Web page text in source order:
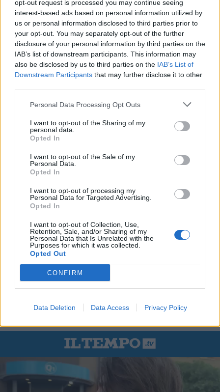
opt-out request is processed you may continue seeing
interest-based ads based on personal information utilized by
us or personal information disclosed to third parties prior to
your opt-out. You may separately opt-out of the further
disclosure of your personal information by third parties on the
IAB’s list of downstream participants. This information may
also be disclosed by us to third parties on the IAB’s List of
Downstream Participants that may further disclose it to other
Personal Data Processing Opt Outs
I want to opt-out of the Sharing of my
personal data.
Opted In
I want to opt-out of the Sale of my
Personal Data.
Opted In
I want to opt-out of processing my
Personal Data for Targeted Advertising.
Opted In
I want to opt-out of Collection, Use,
Retention, Sale, and/or Sharing of my
Personal Data that Is Unrelated with the
Purposes for which it was collected.
Opted Out
CONFIRM
Data Deletion Data Access Privacy Policy